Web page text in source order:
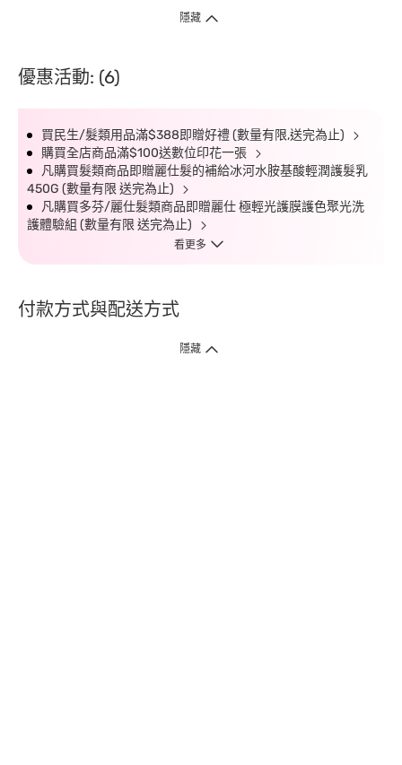
隱藏
優惠活動: (6)
買民生/髮類用品滿$388即贈好禮 (數量有限,送完為止)
購買全店商品滿$100送數位印花一張
凡購買髮類商品即贈麗仕髮的補給冰河水胺基酸輕潤護髮乳
450G (數量有限 送完為止)
凡購買多芬/麗仕髮類商品即贈麗仕 極輕光護膜護色聚光洗
護體驗組 (數量有限 送完為止)
看更多
付款方式與配送方式
隱藏